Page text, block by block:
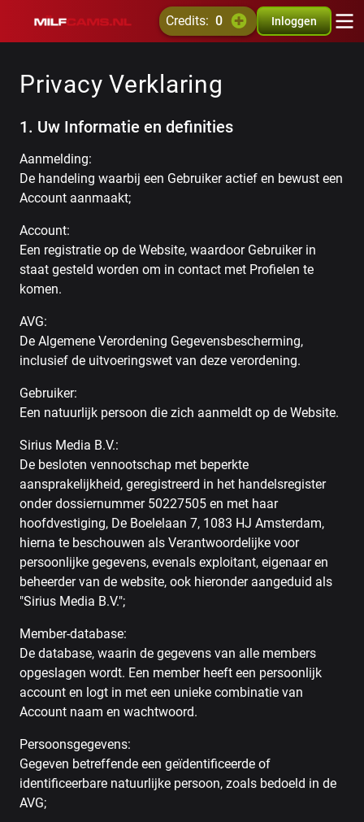
credits: 0 Inloggen
Privacy Verklaring
1. Uw Informatie en definities
Aanmelding:
De handeling waarbij een Gebruiker actief en bewust een
Account aanmaakt;
Account:
Een registratie op de Website, waardoor Gebruiker in
staat gesteld worden om in contact met Profielen te
komen.
AVG:
De Algemene Verordening Gegevensbescherming,
inclusief de uitvoeringswet van deze verordening.
Gebruiker:
Een natuurlijk persoon die zich aanmeldt op de Website.
Sirius Media B.V.:
De besloten vennootschap met beperkte
aansprakelijkheid, geregistreerd in het handelsregister
onder dossiernummer 50227505 en met haar
hoofdvestiging, De Boelelaan 7, 1083 HJ Amsterdam,
hierna te beschouwen als Verantwoordelijke voor
persoonlijke gegevens, evenals exploitant, eigenaar en
beheerder van de website, ook hieronder aangeduid als
"Sirius Media B.V.";
Member-database:
De database, waarin de gegevens van alle members
opgeslagen wordt. Een member heeft een persoonlijk
account en logt in met een unieke combinatie van
Account naam en wachtwoord.
Persoonsgegevens:
Gegeven betreffende een geïdentificeerde of
identificeerbare natuurlijke persoon, zoals bedoeld in de
AVG;